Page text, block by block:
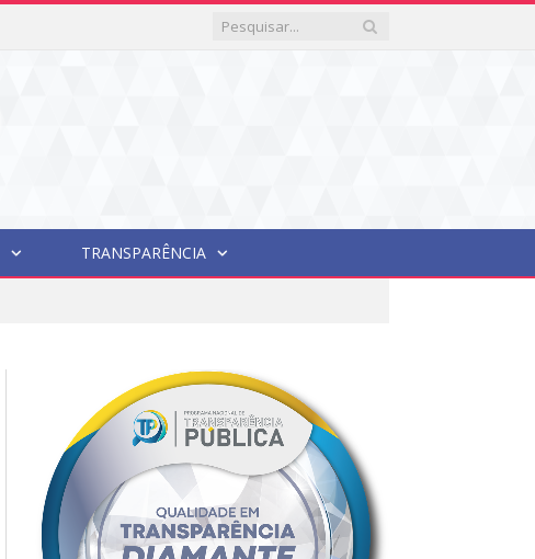
TRANSPARÊNCIA